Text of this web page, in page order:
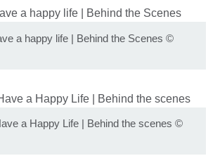
a happy life | Behind the Scenes ©
a Happy Life | Behind the scenes ©